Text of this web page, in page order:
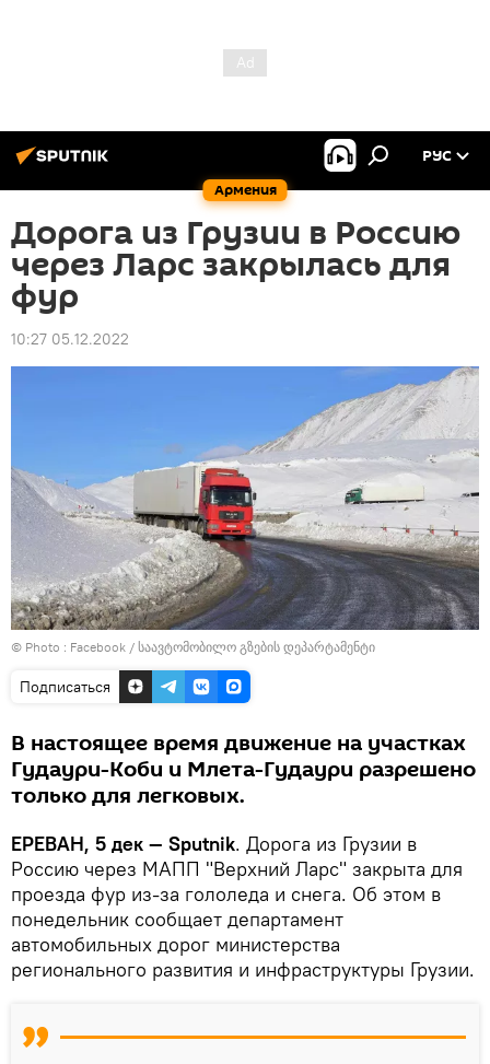
Армения
РУС
Дорога из Грузии в Россию
через Ларс закрылась для
фур
10:27 05.12.2022
© Photo : Facebook / საავტომობილო გზების დეპარტამენტი
Подписаться
В настоящее время движение на участках
Гудаури-Коби и Млета-Гудаури разрешено
только для легковых.
ЕРЕВАН, 5 дек — Sputnik. Дорога из Грузии в
Россию через МАПП "Верхний Ларс" закрыта для
проезда фур из-за гололеда и снега. Об этом в
понедельник сообщает департамент
автомобильных дорог министерства
регионального развития и инфраструктуры Грузии.